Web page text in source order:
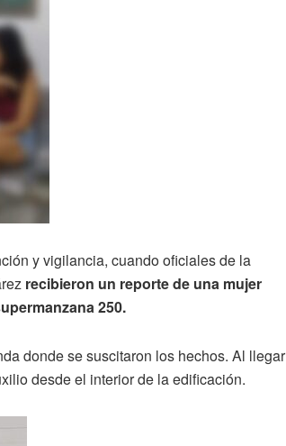
y vigilancia, cuando oficiales de la
recibieron un reporte de una mujer
250.
donde se suscitaron los hechos. Al llegar
desde el interior de la edificación.